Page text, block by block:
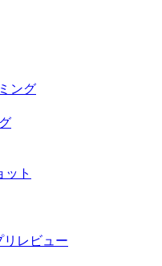
ング
ット
リレビュー